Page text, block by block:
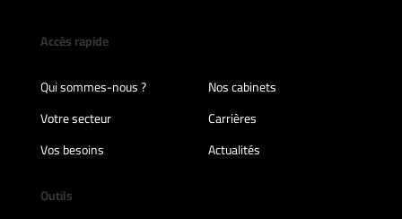
Accès rapide
Qui sommes-nous ?
Nos cabinets
Votre secteur
Carrières
Vos besoins
Actualités
Outils